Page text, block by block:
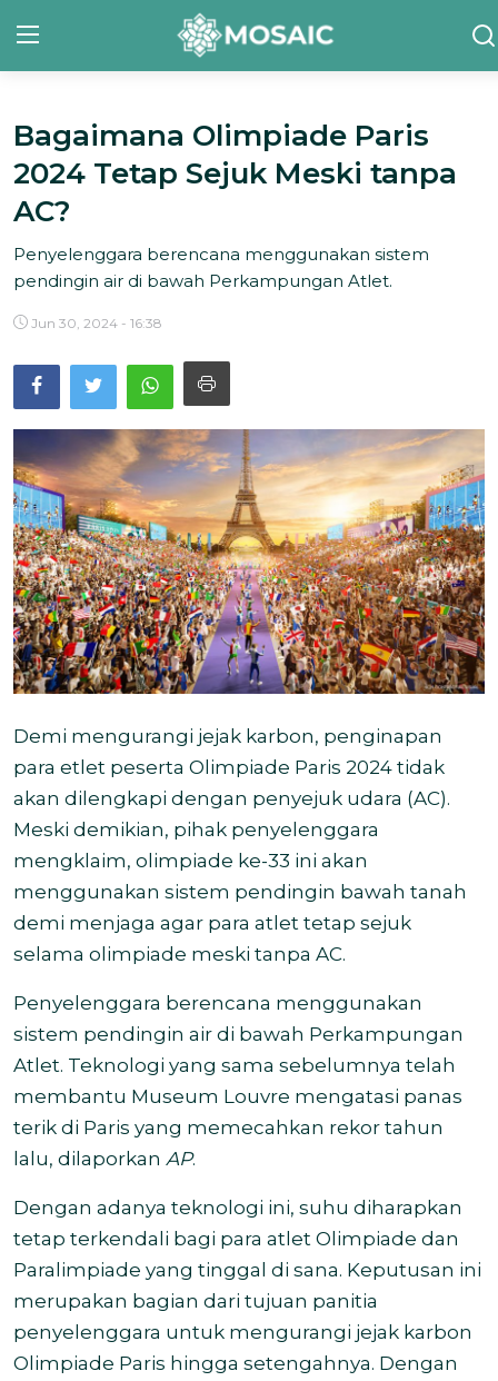
Contact
Tentang Kami
Team Kami
Galeri
Inisiatif
Sorotan Berita
Bahasa
Bagaimana Olimpiade Paris
2024 Tetap Sejuk Meski tanpa
AC?
Penyelenggara berencana menggunakan sistem
pendingin air di bawah Perkampungan Atlet.
Jun 30, 2024 - 16:38
Demi mengurangi jejak karbon, penginapan
para etlet peserta Olimpiade Paris 2024 tidak
akan dilengkapi dengan penyejuk udara (AC).
Meski demikian, pihak penyelenggara
mengklaim, olimpiade ke-33 ini akan
menggunakan sistem pendingin bawah tanah
demi menjaga agar para atlet tetap sejuk
selama olimpiade meski tanpa AC.
Penyelenggara berencana menggunakan
sistem pendingin air di bawah Perkampungan
Atlet. Teknologi yang sama sebelumnya telah
membantu Museum Louvre mengatasi panas
terik di Paris yang memecahkan rekor tahun
lalu, dilaporkan AP.
Dengan adanya teknologi ini, suhu diharapkan
tetap terkendali bagi para atlet Olimpiade dan
Paralimpiade yang tinggal di sana. Keputusan ini
merupakan bagian dari tujuan panitia
penyelenggara untuk mengurangi jejak karbon
Olimpiade Paris hingga setengahnya. Dengan